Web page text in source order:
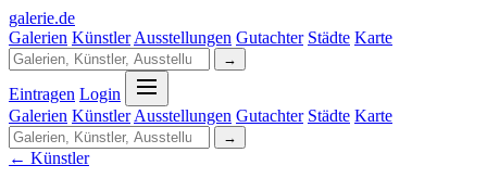
galerie.de
Galerien Künstler Ausstellungen Gutachter Städte Karte
→
Eintragen Login
Galerien Künstler Ausstellungen Gutachter Städte Karte
→
← Künstler